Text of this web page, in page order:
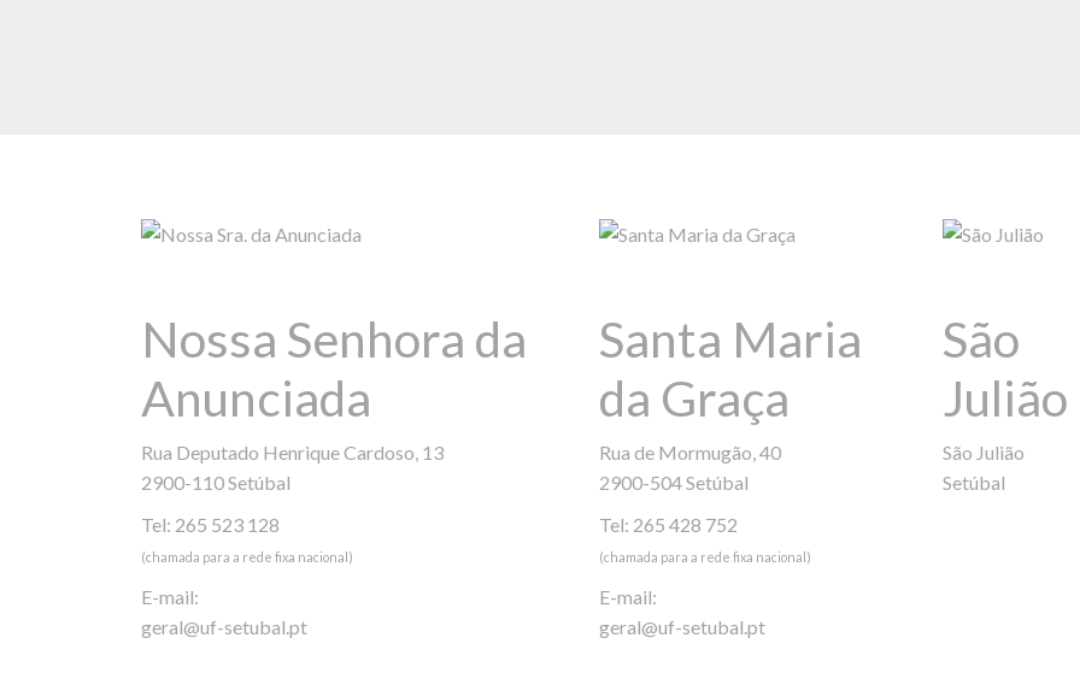
Nossa Senhora da
Anunciada
Rua Deputado Henrique Cardoso, 13
2900-110 Setúbal
Tel: 265 523 128
(chamada para a rede fixa nacional)
E-mail:
geral@uf-setubal.pt
Santa Maria
da Graça
Rua de Mormugão, 40
2900-504 Setúbal
Tel: 265 428 752
(chamada para a rede fixa nacional)
E-mail:
geral@uf-setubal.pt
São
Julião
São Julião
Setúbal